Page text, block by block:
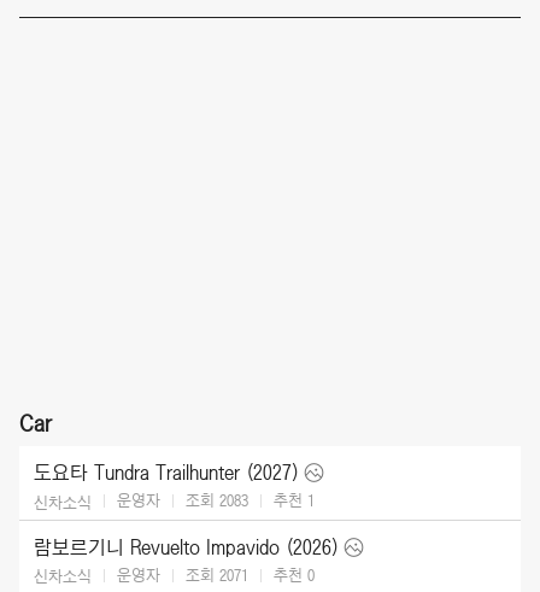
Car
도요타 Tundra Trailhunter (2027)
신차소식 운영자 조회 2083 추천 1
람보르기니 Revuelto Impavido (2026)
신차소식 운영자 조회 2071 추천 0